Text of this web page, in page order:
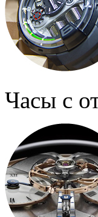
Часы с